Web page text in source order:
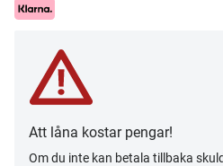
Att låna kostar pengar!
Om du inte kan betala tillbaka